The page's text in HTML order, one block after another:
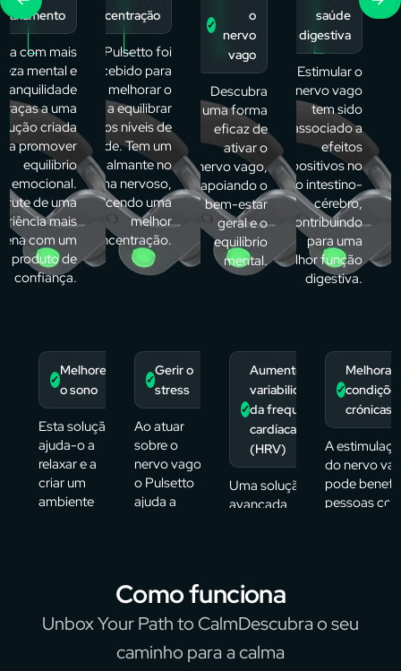
com mais
mental e
tranquilidade
a uma
criada
promover
equilíbrio
emocional.
de uma
mais
com um
produto de
confiança.
✓
Melhore
o sono
Esta solução
ajuda-o a
relaxar e a
criar um
ambiente
qualidade.
Acorde
concentração
O Pulsetto foi
concebido para
ajudar a melhorar o
foco e a equilibrar
os níveis de
atividade. Tem um
efeito calmante no
sistema nervoso,
favorecendo uma
melhor
concentração.
✓
Gerir o
stress
Ao atuar
sobre o
nervo vago,
o Pulsetto
ajuda a
calma e
equilíbrio.
✓
o
nervo
vago
Descubra
uma forma
eficaz de
ativar o
nervo vago,
apoiando o
bem-estar
geral e o
equilíbrio
mental.
✓
Aumente a
variabilidade
da frequência
cardíaca
(HRV)
Uma solução
avançada,
direto da sua
saúde e resistência
ao stress.
saúde
digestiva
Estimular o
nervo vago
tem sido
associado a
efeitos
positivos no
eixo intestino-
cérebro,
contribuindo
para uma
melhor função
digestiva.
✓
Melhorar
crónicas
A
do nervo
pode
pessoas
Como funciona
Unbox Your Path to CalmDescubra o seu
caminho para a calma